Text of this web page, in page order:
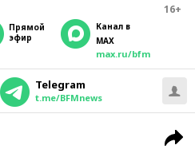
16+
прямой
эфир
Канал в
MAX
max.ru/bfm
Telegram
t.me/BFMnews